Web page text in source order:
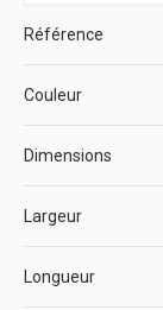
Référence
Couleur
Dimensions
Largeur
Longueur